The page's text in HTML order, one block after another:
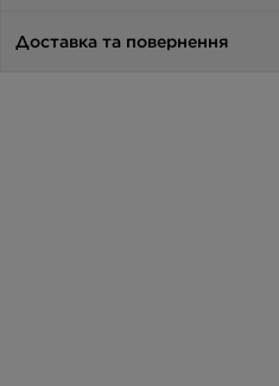
Доставка та повернення